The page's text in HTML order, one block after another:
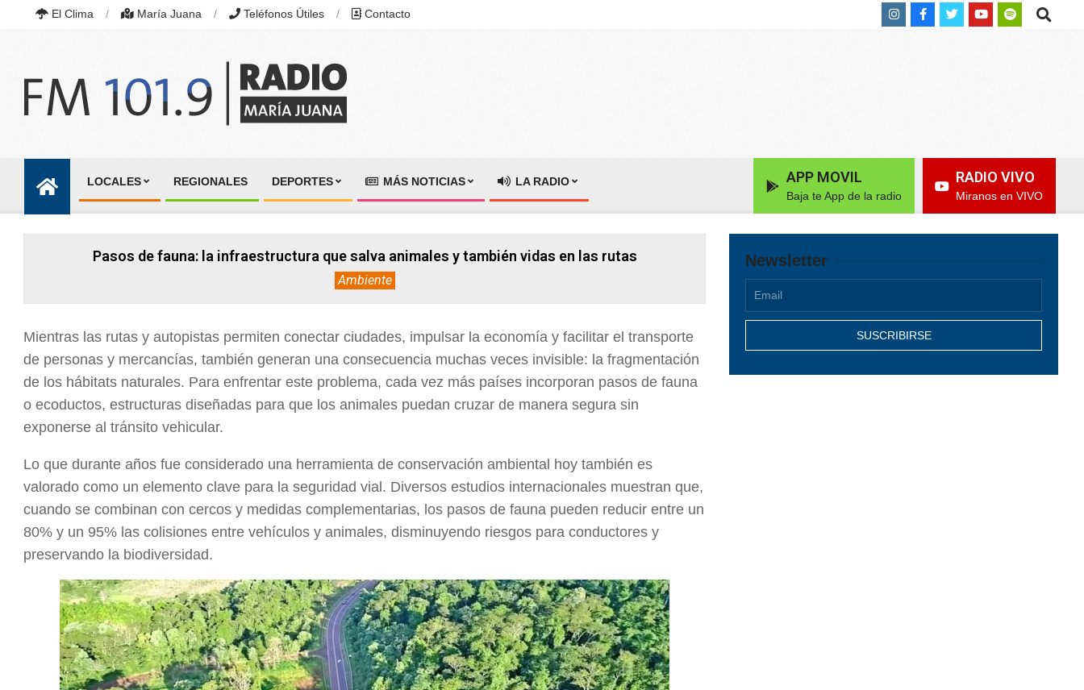
El Clima María Juana Teléfonos Útiles Contacto Search
RADIO
JUANA
FM
SANTA
ARGENTINA
Primary
Navigation
Menu
LOCALES REGIONALES DEPORTES MÁS NOTICIAS LA RADIO APP MOVIL
Baja te App de la radio
RADIO VIVO
Miranos en VIVO
Pasos de fauna: la infraestructura que salva animales y también vidas en las rutas
Ambiente
Mientras las rutas y autopistas permiten conectar ciudades, impulsar la economía y facilitar el transporte
de personas y mercancías, también generan una consecuencia muchas veces invisible: la fragmentación
de los hábitats naturales. Para enfrentar este problema, cada vez más países incorporan pasos de fauna
o ecoductos, estructuras diseñadas para que los animales puedan cruzar de manera segura sin
exponerse al tránsito vehicular.
Lo que durante años fue considerado una herramienta de conservación ambiental hoy también es
valorado como un elemento clave para la seguridad vial. Diversos estudios internacionales muestran que,
cuando se combinan con cercos y medidas complementarias, los pasos de fauna pueden reducir entre un
80% y un 95% las colisiones entre vehículos y animales, disminuyendo riesgos para conductores y
preservando la biodiversidad.
Newsletter